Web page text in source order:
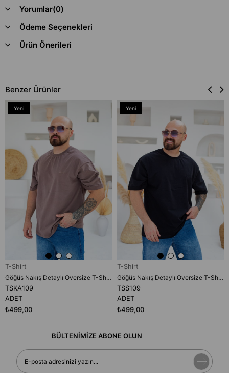
Yorumlar(0)
Ödeme Seçenekleri
Ürün Önerileri
Benzer Ürünler
T-Shirt
Göğüs Nakış Detaylı Oversize T-Shirt (TSKA109)
TSKA109
ADET
₺499,00
Yeni
T-Shirt
Göğüs Nakış Detaylı Oversize T-Shirt (TSS109)
TSS109
ADET
₺499,00
Yeni
BÜLTENİMİZE ABONE OLUN